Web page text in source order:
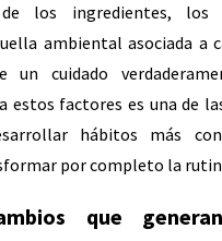
de los ingredientes, los
ambiental asociada a
un cuidado
estos factores es una de
hábitos más
por completo la
que